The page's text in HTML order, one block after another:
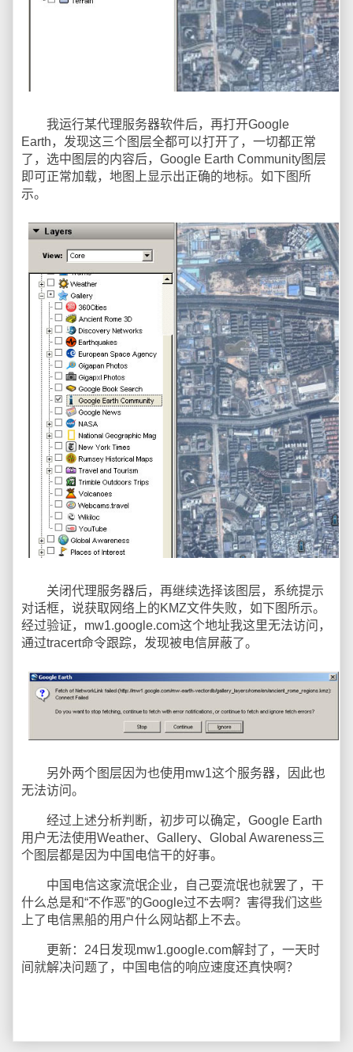
我运行某代理服务器软件后，再打开Google
Earth，发现这三个图层全都可以打开了，一切都正常
了，选中图层的内容后，Google Earth Community图层
即可正常加载，地图上显示出正确的地标。如下图所
示。
关闭代理服务器后，再继续选择该图层，系统提示
对话框，说获取网络上的KMZ文件失败，如下图所示。
经过验证，mw1.google.com这个地址我这里无法访问，
通过tracert命令跟踪，发现被电信屏蔽了。
另外两个图层因为也使用mw1这个服务器，因此也
无法访问。
经过上述分析判断，初步可以确定，Google Earth
用户无法使用Weather、Gallery、Global Awareness三
个图层都是因为中国电信干的好事。
中国电信这家流氓企业，自己耍流氓也就罢了，干
什么总是和“不作恶”的Google过不去啊？害得我们这些
上了电信黑船的用户什么网站都上不去。
更新：24日发现mw1.google.com解封了，一天时
间就解决问题了，中国电信的响应速度还真快啊？